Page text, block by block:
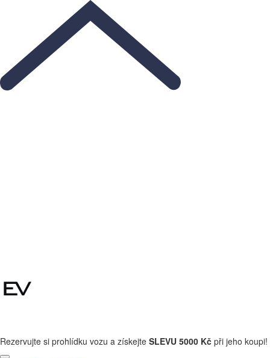
Rezervujte si prohlídku vozu a získejte SLEVU 5000 Kč při jeho koupi!